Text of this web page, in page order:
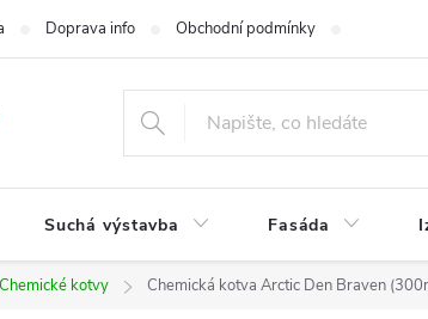
Doprava info Obchodní podmínky
Suchá výstavba Fasáda
Chemické kotvy Chemická kotva Arctic Den Braven